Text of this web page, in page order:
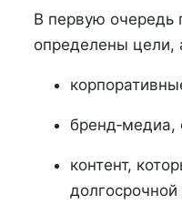
В первую очередь
определены цели,
бренд‑медиа,
контент,
долгосрочной